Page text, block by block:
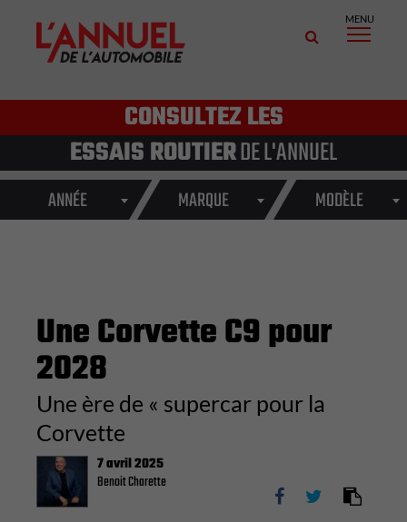
MENU
CONSULTEZ LES
ESSAIS ROUTIERDE L'ANNUEL
ANNÉE MARQUE MODÈLE
Une Corvette C9 pour
2028
Une ère de « supercar pour la
Corvette
7 avril 2025
Benoit Charette